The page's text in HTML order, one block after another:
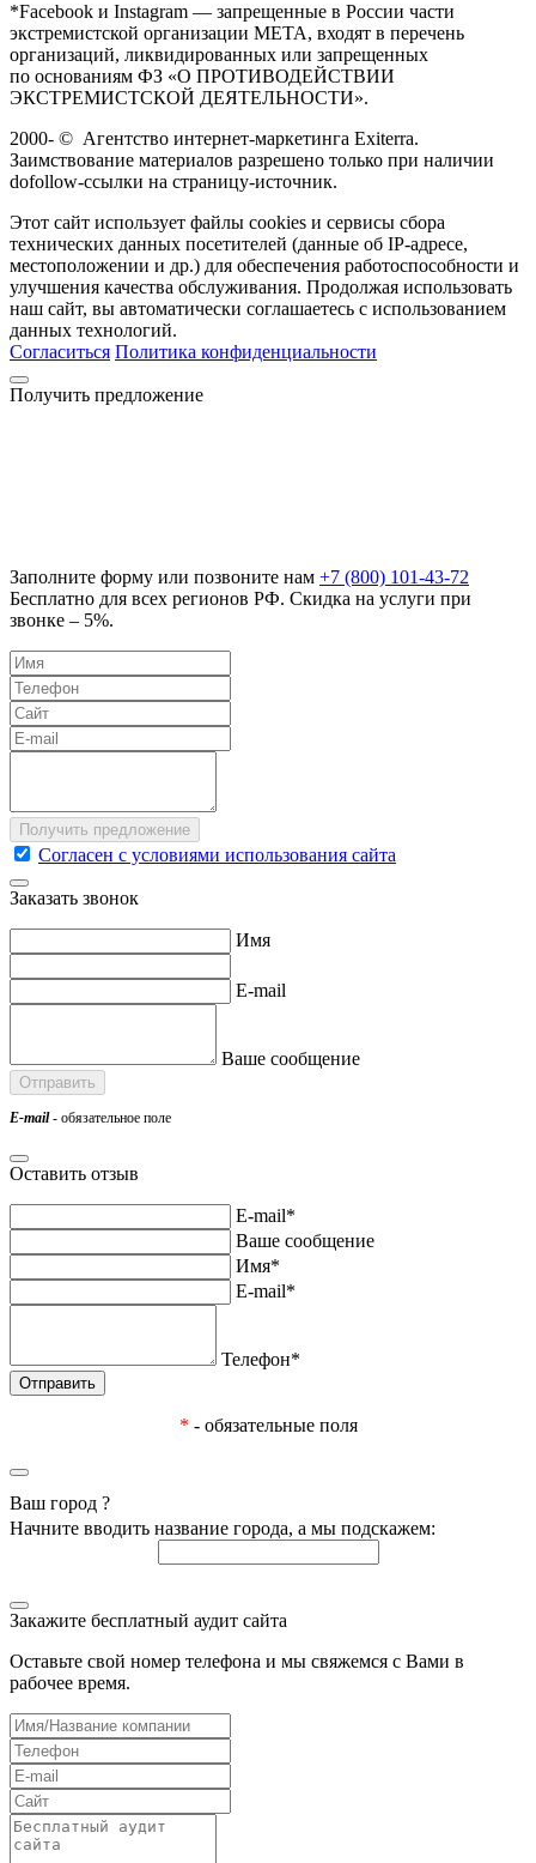
*Facebook и Instagram — запрещенные в России части
экстремистской организации META, входят в перечень
организаций, ликвидированных или запрещенных
по основаниям ФЗ «О ПРОТИВОДЕЙСТВИИ
ЭКСТРЕМИСТСКОЙ ДЕЯТЕЛЬНОСТИ».
2000- © Агентство интернет-маркетинга Exiterra.
Заимствование материалов разрешено только при наличии
dofollow-ссылки на страницу-источник.
Этот сайт использует файлы cookies и сервисы сбора
технических данных посетителей (данные об IP-адресе,
местоположении и др.) для обеспечения работоспособности и
улучшения качества обслуживания. Продолжая использовать
наш сайт, вы автоматически соглашаетесь с использованием
данных технологий.
Согласиться Политика конфиденциальности
Получить предложение
Заполните форму или позвоните нам +7 (800) 101-43-72
Бесплатно для всех регионов РФ. Скидка на услуги при
звонке – 5%.
Согласен с условиями использования сайта
Заказать звонок
Имя
E-mail
Ваше сообщение
E-mail- обязательное поле
Оставить отзыв
E-mail*
Ваше сообщение
Имя*
E-mail*
Телефон*
* - обязательные поля
Ваш город ?
Начните вводить название города, а мы подскажем:
Закажите бесплатный аудит сайта
Оставьте свой номер телефона и мы свяжемся с Вами в
рабочее время.